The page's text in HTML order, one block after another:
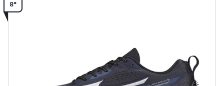
8°